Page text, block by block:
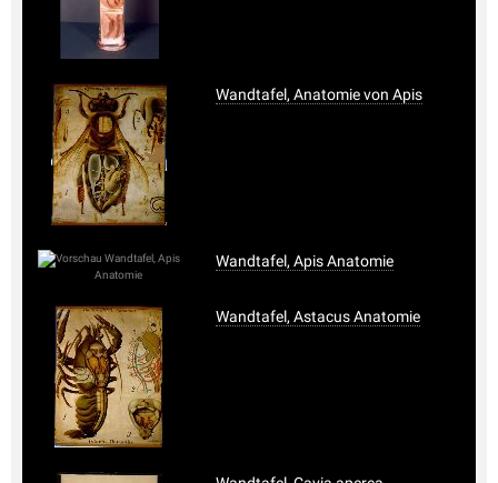
Wandtafel, Anatomie von Apis
Wandtafel, Apis Anatomie
Wandtafel, Astacus Anatomie